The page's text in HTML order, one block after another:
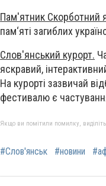
Пам'ятник Скорботний
пам‘яті загиблих
Слов'янський курорт.
яскравий,
На курорті зазвичай
фестивалю є
Якщо ви помітили помилку,
#Слов'янськ #новини